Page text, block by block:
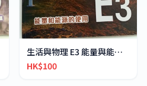
生活與物理 E3 能量與能源的運用
HK$100